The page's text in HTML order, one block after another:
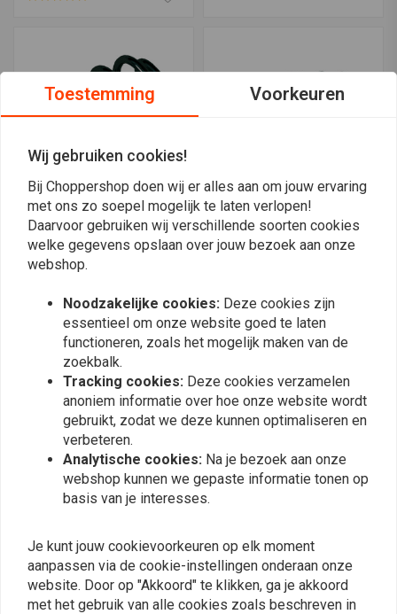
Barrel Solo Seat Veer
Zwart, 2 Inch
€5,39
Tapered Solo Seat
Spring, 3 Inch
€37,95
Toestemming Voorkeuren
Wij gebruiken cookies!
Bij Choppershop doen wij er alles aan om jouw ervaring
met ons zo soepel mogelijk te laten verlopen!
Daarvoor gebruiken wij verschillende soorten cookies
welke gegevens opslaan over jouw bezoek aan onze
webshop.
Noodzakelijke cookies: Deze cookies zijn
essentieel om onze website goed te laten
functioneren, zoals het mogelijk maken van de
zoekbalk.
Tracking cookies: Deze cookies verzamelen
anoniem informatie over hoe onze website wordt
gebruikt, zodat we deze kunnen optimaliseren en
verbeteren.
Analytische cookies: Na je bezoek aan onze
webshop kunnen we gepaste informatie tonen op
basis van je interesses.
Je kunt jouw cookievoorkeuren op elk moment
aanpassen via de cookie-instellingen onderaan onze
website. Door op "Akkoord" te klikken, ga je akkoord
met het gebruik van alle cookies zoals beschreven in